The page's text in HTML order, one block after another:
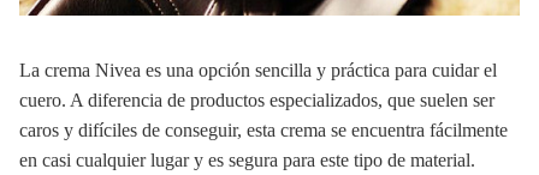
La crema Nivea es una opción sencilla y práctica para cuidar el
cuero. A diferencia de productos especializados, que suelen ser
caros y difíciles de conseguir, esta crema se encuentra fácilmente
en casi cualquier lugar y es segura para este tipo de material.